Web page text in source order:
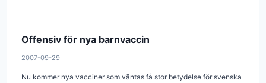
Offensiv för nya barnvaccin
2007-09-29
Nu kommer nya vacciner som väntas få stor betydelse för svenska